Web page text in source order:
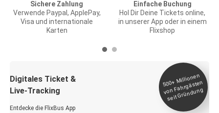
Sichere Zahlung
Verwende Paypal, ApplePay,
Visa und internationale
Karten
Einfache Buchung
Hol Dir Deine Tickets online,
in unserer App oder in einem
Flixshop
Digitales Ticket &
Live-Tracking
Entdecke die FlixBus App
500+
Millionen
von Fahrgästen
seit
Gründung